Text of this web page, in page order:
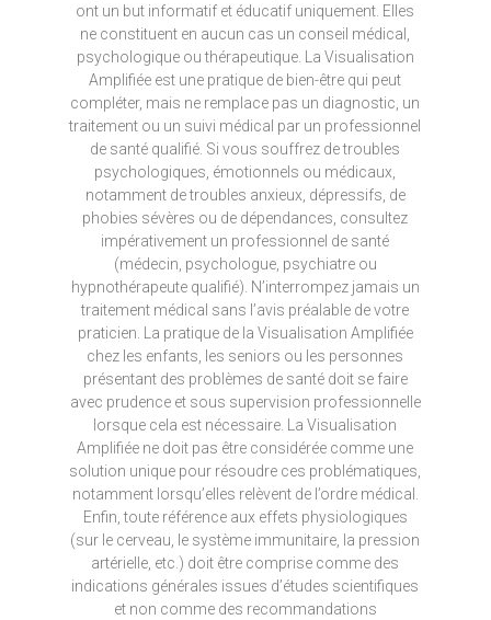
ont un but informatif et éducatif uniquement. Elles
ne constituent en aucun cas un conseil médical,
psychologique ou thérapeutique. La Visualisation
Amplifiée est une pratique de bien-être qui peut
compléter, mais ne remplace pas un diagnostic, un
traitement ou un suivi médical par un professionnel
de santé qualifié. Si vous souffrez de troubles
psychologiques, émotionnels ou médicaux,
notamment de troubles anxieux, dépressifs, de
phobies sévères ou de dépendances, consultez
impérativement un professionnel de santé
(médecin, psychologue, psychiatre ou
hypnothérapeute qualifié). N’interrompez jamais un
traitement médical sans l’avis préalable de votre
praticien. La pratique de la Visualisation Amplifiée
chez les enfants, les seniors ou les personnes
présentant des problèmes de santé doit se faire
avec prudence et sous supervision professionnelle
lorsque cela est nécessaire. La Visualisation
Amplifiée ne doit pas être considérée comme une
solution unique pour résoudre ces problématiques,
notamment lorsqu’elles relèvent de l’ordre médical.
Enfin, toute référence aux effets physiologiques
(sur le cerveau, le système immunitaire, la pression
artérielle, etc.) doit être comprise comme des
indications générales issues d’études scientifiques
et non comme des recommandations